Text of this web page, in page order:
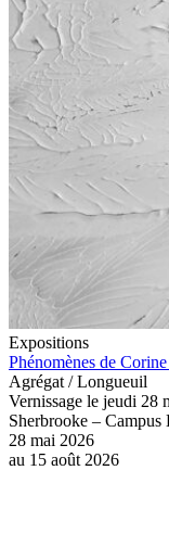
Expositions
Phénomènes de
Agrégat / Longueuil
Vernissage le jeudi 28
Sherbrooke – Campus
28 mai 2026
au 15 août 2026